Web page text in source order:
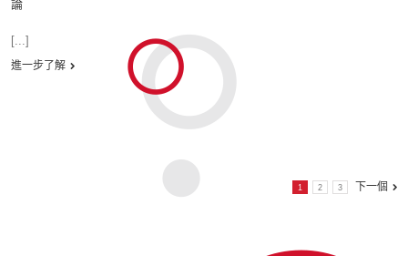
論
[...]
進一步了解
1 2 3 下一個